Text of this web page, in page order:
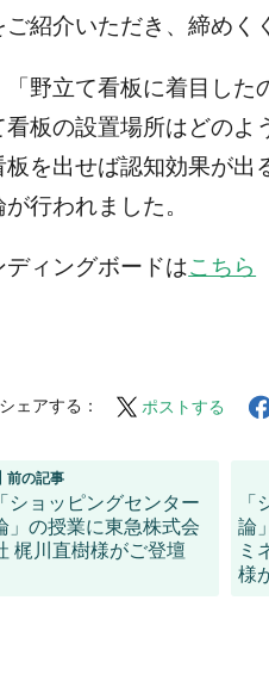
紹介いただき、締めく
「野立て看板に着目した
看板の設置場所はどのよ
板を出せば認知効果が出
行われました。
ィングボードはこちら
ェアする： ポストする
前の記事
「ショッピングセンター
」の授業に東急株式会
梶川直樹様がご登壇
論
ミ
様